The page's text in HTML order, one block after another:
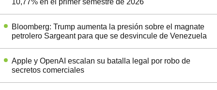
10,77% en el primer semestre de 2026
Bloomberg: Trump aumenta la presión sobre el magnate
petrolero Sargeant para que se desvincule de Venezuela
Apple y OpenAI escalan su batalla legal por robo de
secretos comerciales